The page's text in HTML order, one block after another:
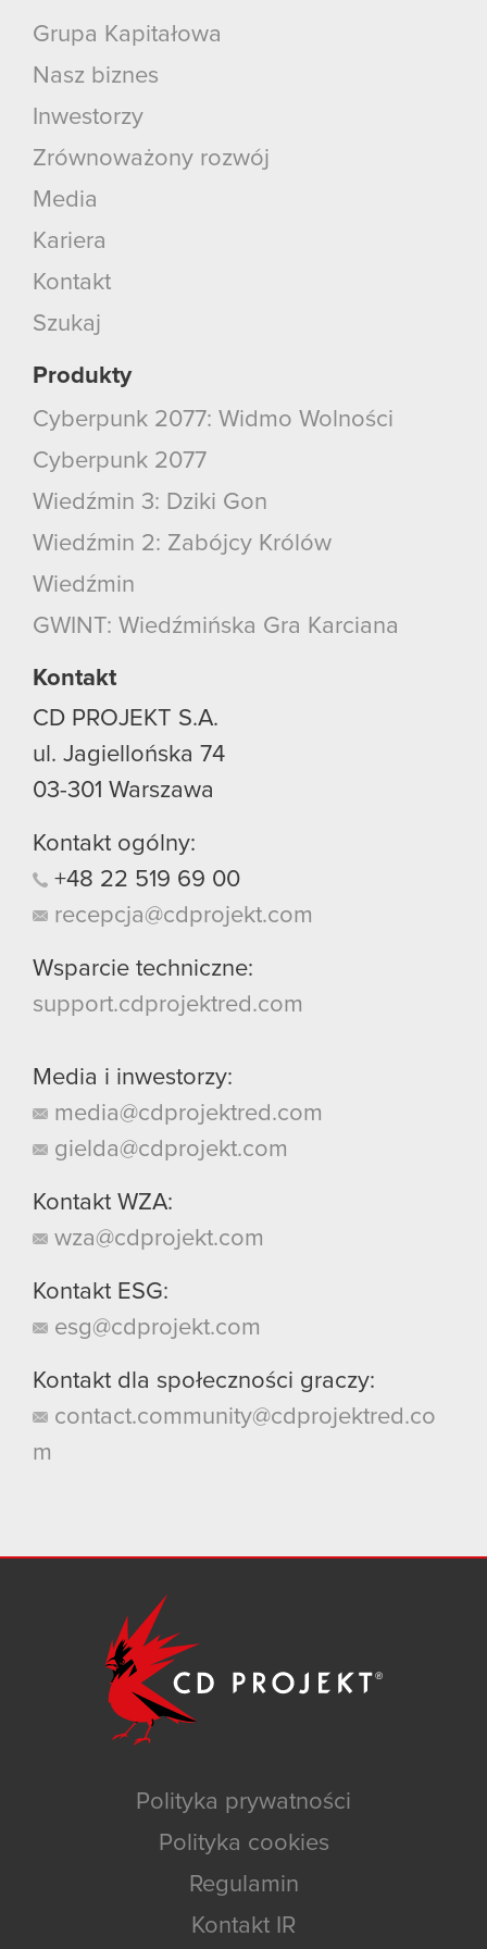
Grupa Kapitałowa
Nasz biznes
Inwestorzy
Zrównoważony rozwój
Media
Kariera
Kontakt
Szukaj
Produkty
Cyberpunk 2077: Widmo Wolności
Cyberpunk 2077
Wiedźmin 3: Dziki Gon
Wiedźmin 2: Zabójcy Królów
Wiedźmin
GWINT: Wiedźmińska Gra Karciana
Kontakt
CD PROJEKT S.A.
ul. Jagiellońska 74
03-301 Warszawa
Kontakt ogólny:
+48 22 519 69 00
recepcja@cdprojekt.com
Wsparcie techniczne:
support.cdprojektred.com
Media i inwestorzy:
media@cdprojektred.com
gielda@cdprojekt.com
Kontakt WZA:
wza@cdprojekt.com
Kontakt ESG:
esg@cdprojekt.com
Kontakt dla społeczności graczy:
contact.community@cdprojektred.co
m
Polityka prywatności
Polityka cookies
Regulamin
Kontakt IR